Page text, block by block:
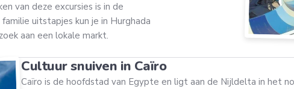
van deze excursies is in de
uitstapjes kun je in Hurghada
aan een lokale markt.
Cultuur snuiven in Caïro
Caïro is de hoofdstad van Egypte en ligt aan de Nijldelta in het